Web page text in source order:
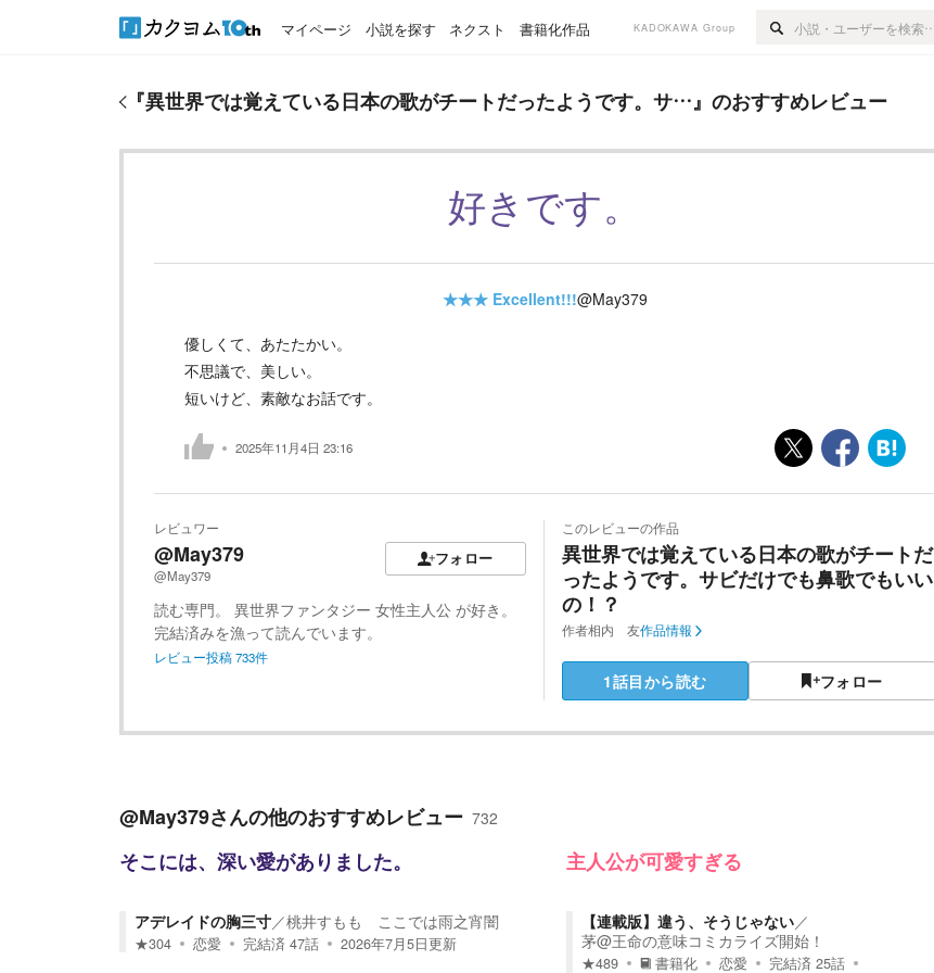
マイページ 小説を探す ネクスト 書籍化作品 KADOKAWA Group
『異世界では覚えている日本の歌がチートだったようです。サ…』のおすすめレビュー
好きです。
★★★ Excellent!!!@May379
優しくて、あたたかい。
不思議で、美しい。
短いけど、素敵なお話です。
2025年11月4日 23:16
レビュワー
@May379
@May379
フォロー
読む専門。 異世界ファンタジー 女性主人公 が好き。
完結済みを漁って読んでいます。
レビュー投稿733件
このレビューの作品
異世界では覚えている日本の歌がチートだ
ったようです。サビだけでも鼻歌でもいい
の！？
作者相内 友作品情報
1話目から読む フォロー
@May379さんの他のおすすめレビュー 732
そこには、深い愛がありました。
アデレイドの胸三寸／桃井すもも ここでは雨之宵闇
★304 恋愛 完結済 47話 2026年7月5日更新
主人公が可愛すぎる
【連載版】違う、そうじゃない／
茅@王命の意味コミカライズ開始！
★489 書籍化 恋愛 完結済 25話